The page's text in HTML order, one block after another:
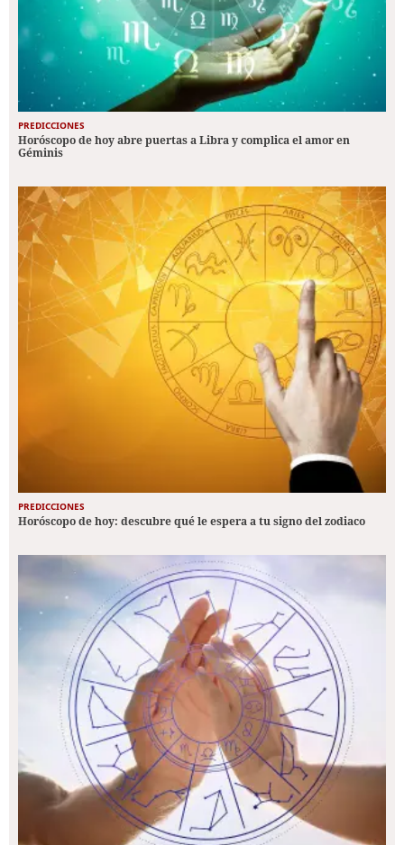
PREDICCIONES
Horóscopo de hoy abre puertas a Libra y complica el amor en
Géminis
PREDICCIONES
Horóscopo de hoy: descubre qué le espera a tu signo del zodiaco